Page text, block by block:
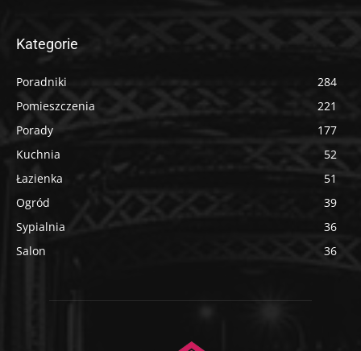
Kategorie
Poradniki
284
Pomieszczenia
221
Porady
177
Kuchnia
52
Łazienka
51
Ogród
39
Sypialnia
36
Salon
36